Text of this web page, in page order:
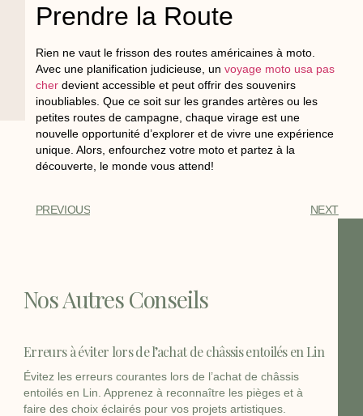
Prendre la Route
Rien ne vaut le frisson des routes américaines à moto.
Avec une planification judicieuse, un voyage moto usa pas
cherdevient accessible et peut offrir des souvenirs
inoubliables. Que ce soit sur les grandes artères ou les
petites routes de campagne, chaque virage est une
nouvelle opportunité d’explorer et de vivre une expérience
unique. Alors, enfourchez votre moto et partez à la
découverte, le monde vous attend!
PREVIOUS NEXT
Nos Autres Conseils
Erreurs à éviter lors de l’achat de châssis entoilés en Lin
Évitez les erreurs courantes lors de l’achat de châssis
entoilés en Lin. Apprenez à reconnaître les pièges et à
faire des choix éclairés pour vos projets artistiques.